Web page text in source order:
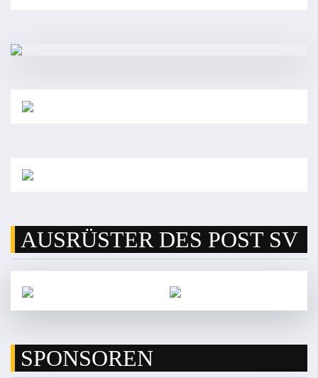
AUSRÜSTER DES POST SV
SPONSOREN